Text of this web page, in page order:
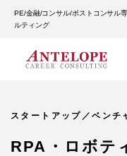
PE/金融/コンサル/ポストコンサル
ルティング
スタートアップ／ベンチ
RPA・ロボテ